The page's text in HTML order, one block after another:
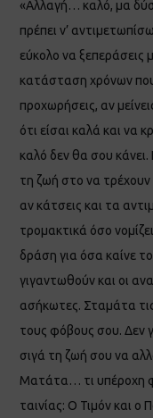
«Αλλαγή… καλό, μα
πρέπει ν’
εύκολο να ξεπεράσεις
κατάσταση χρόνων που
προχωρήσεις, αν
ότι είσαι καλά και να
καλό δεν θα σου
τη ζωή στο να
αν κάτσεις και τα
τρομακτικά όσο
δράση για όσα καίνε
γιγαντωθούν και οι
ασήκωτες. Σταμάτα
τους φόβους σου. Δεν
σιγά τη ζωή σου να
Ματάτα… τι υπέροχη
ταινίας: Ο Τιμόν και ο